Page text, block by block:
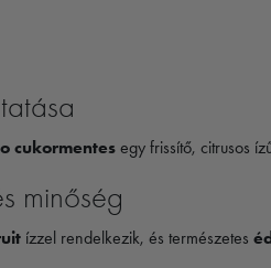
cukormentes egy frissítő, citrusos
minőség
ízzel rendelkezik, és természetes